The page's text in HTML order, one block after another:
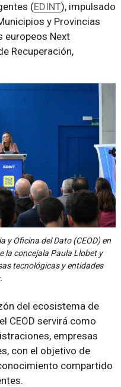
(EDINT), impulsado
y Provincias
europeos Next
Recuperación,
y Oficina del Dato (CEOD) en
la concejala Paula Llobet y
tecnológicas y entidades
del ecosistema de
CEOD servirá como
empresas
con el objetivo de
compartido